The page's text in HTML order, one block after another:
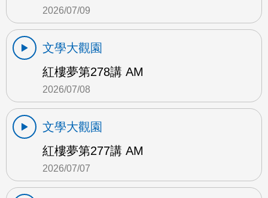
2026/07/09
文學大觀園
紅樓夢第278講 AM
2026/07/08
文學大觀園
紅樓夢第277講 AM
2026/07/07